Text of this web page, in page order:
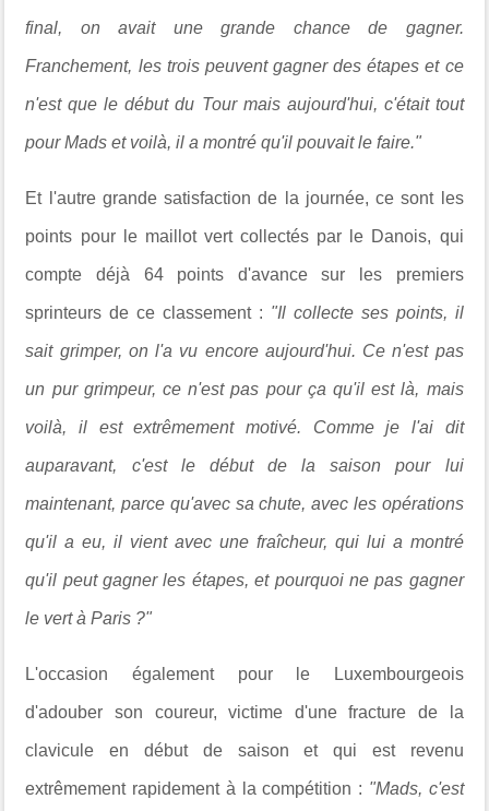
final, on avait une grande chance de gagner.
Franchement, les trois peuvent gagner des étapes et ce
n'est que le début du Tour mais aujourd'hui, c'était tout
pour Mads et voilà, il a montré qu'il pouvait le faire."
Et l'autre grande satisfaction de la journée, ce sont les
points pour le maillot vert collectés par le Danois, qui
compte déjà 64 points d'avance sur les premiers
sprinteurs de ce classement : "Il collecte ses points, il
sait grimper, on l'a vu encore aujourd'hui. Ce n'est pas
un pur grimpeur, ce n'est pas pour ça qu'il est là, mais
voilà, il est extrêmement motivé. Comme je l'ai dit
auparavant, c'est le début de la saison pour lui
maintenant, parce qu'avec sa chute, avec les opérations
qu'il a eu, il vient avec une fraîcheur, qui lui a montré
qu'il peut gagner les étapes, et pourquoi ne pas gagner
le vert à Paris ?"
L'occasion également pour le Luxembourgeois
d'adouber son coureur, victime d'une fracture de la
clavicule en début de saison et qui est revenu
extrêmement rapidement à la compétition : "Mads, c'est